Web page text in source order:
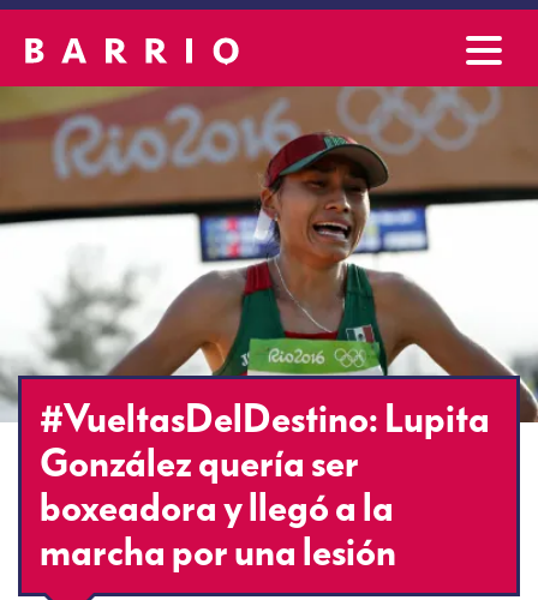
#VueltasDelDestino: Lupita
González quería ser
boxeadora y llegó a la
marcha por una lesión